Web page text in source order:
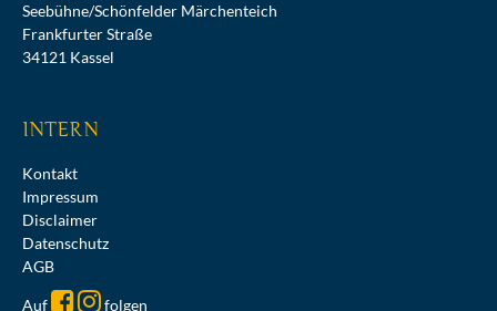
Seebühne/Schönfelder Märchenteich
Frankfurter Straße
34121 Kassel
INTERN
Kontakt
Impressum
Disclaimer
Datenschutz
AGB
Auf folgen